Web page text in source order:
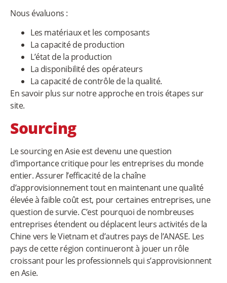
Nous évaluons :
Les matériaux et les composants
La capacité de production
L’état de la production
La disponibilité des opérateurs
La capacité de contrôle de la qualité.
En savoir plus sur notre approche en trois étapes sur
site.
Sourcing
Le sourcing en Asie est devenu une question
d’importance critique pour les entreprises du monde
entier. Assurer l’efficacité de la chaîne
d’approvisionnement tout en maintenant une qualité
élevée à faible coût est, pour certaines entreprises, une
question de survie. C’est pourquoi de nombreuses
entreprises étendent ou déplacent leurs activités de la
Chine vers le Vietnam et d’autres pays de l’ANASE. Les
pays de cette région continueront à jouer un rôle
croissant pour les professionnels qui s’approvisionnent
en Asie.